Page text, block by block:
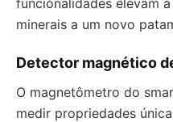
funcionalidades elevam
minerais a um novo
Detector magnético
O magnetômetro do
medir propriedades